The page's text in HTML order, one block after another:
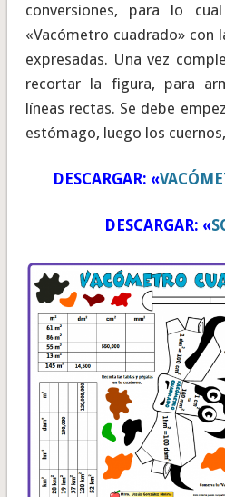
conversiones, para lo
«Vacómetro cuadrado» con
expresadas. Una vez
recortar la figura, para
líneas rectas. Se debe
estómago, luego los
DESCARGAR: «
DESCARGAR: «